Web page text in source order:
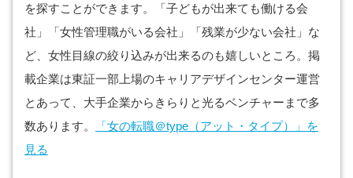
を探すことができます。「子どもが出来ても働ける会
社」「女性管理職がいる会社」「残業が少ない会社」な
ど、女性目線の絞り込みが出来るのも嬉しいところ。掲
載企業は東証一部上場のキャリアデザインセンター運営
とあって、大手企業からきらりと光るベンチャーまで多
数あります。
「女の転職＠type（アット・タイプ）」を
見る